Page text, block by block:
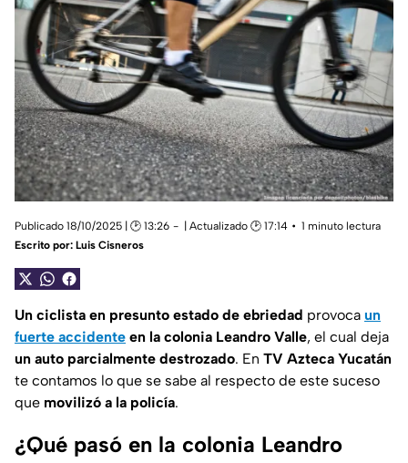
Publicado 18/10/2025 | 🕑 13:26 | Actualizado 🕑 17:14
1 minuto lectura
Escrito por: Luis Cisneros
Un ciclista en presunto estado de ebriedad provoca un
fuerte accidente en la colonia Leandro Valle, el cual deja
un auto parcialmente destrozado. En TV Azteca Yucatán
te contamos lo que se sabe al respecto de este suceso
que movilizó a la policía.
¿Qué pasó en la colonia Leandro